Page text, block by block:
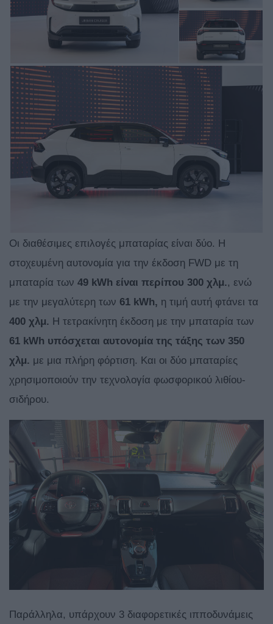
Οι διαθέσιμες επιλογές μπαταρίας είναι δύο. Η
στοχευμένη αυτονομία για την έκδοση FWD με τη
μπαταρία των 49 kWh είναι περίπου 300 χλμ., ενώ
με την μεγαλύτερη των 61 kWh, η τιμή αυτή φτάνει τα
400 χλμ. Η τετρακίνητη έκδοση με την μπαταρία των
61 kWh υπόσχεται αυτονομία της τάξης των 350
χλμ. με μια πλήρη φόρτιση. Και οι δύο μπαταρίες
χρησιμοποιούν την τεχνολογία φωσφορικού λιθίου-
σιδήρου.
Παράλληλα, υπάρχουν 3 διαφορετικές ιπποδυνάμεις